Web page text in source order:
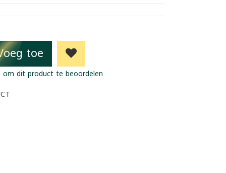
toe
om dit product te beoordelen